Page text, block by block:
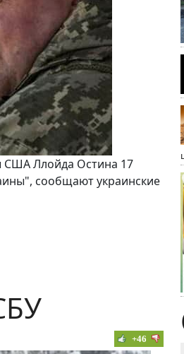
США Ллойда Остина 17
сообщают украинские
+46